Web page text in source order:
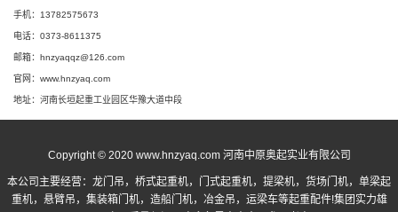
手机：13782575673
电话：0373-8611375
邮箱：hnzyaqqz@126.com
官网：www.hnzyaq.com
地址：河南长垣起重工业园区华豫大道中段
Copyright © 2020 www.hnzyaq.com 河南中原奥起实业有限公司
本公司主要经营： 龙门吊 ， 桥式起重机， 门式起重机，提梁机，货场门机，单梁起
重机，悬臂吊，集装箱门机，造船门机，冶金吊，运梁车等起重配件!集团实力雄